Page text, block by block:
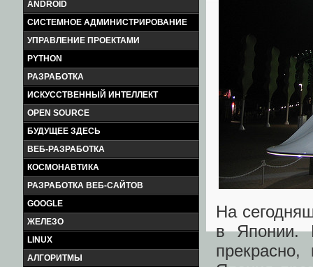
ANDROID
СИСТЕМНОЕ АДМИНИСТРИРОВАНИЕ
УПРАВЛЕНИЕ ПРОЕКТАМИ
PYTHON
РАЗРАБОТКА
ИСКУССТВЕННЫЙ ИНТЕЛЛЕКТ
OPEN SOURCE
БУДУЩЕЕ ЗДЕСЬ
ВЕБ-РАЗРАБОТКА
КОСМОНАВТИКА
РАЗРАБОТКА ВЕБ-САЙТОВ
GOOGLE
ЖЕЛЕЗО
LINUX
АЛГОРИТМЫ
На
в Японии.